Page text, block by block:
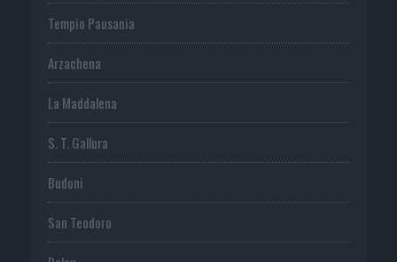
Tempio Pausania
Arzachena
La Maddalena
S. T. Gallura
Budoni
San Teodoro